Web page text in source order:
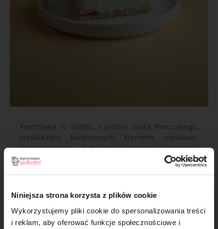
Niniejsza strona korzysta z plików cookie
Wykorzystujemy pliki cookie do spersonalizowania treści
i reklam, aby oferować funkcje społecznościowe i
Kremówka to ciastko z płatów ciasta francuskiego,
przekładane budyniowym kremem waniliowo-
śmietankowym i/lub bitą śmietaną, posypane
cukrem pudrem lub pokrywane lukrem. W
zależności od regionu ciastko jest nazywane
II mówiąc o swojej młodości, wspominał te pyszne
ciastka. Stąd można się spotkać z nazewnictwem
papieska kremówka.